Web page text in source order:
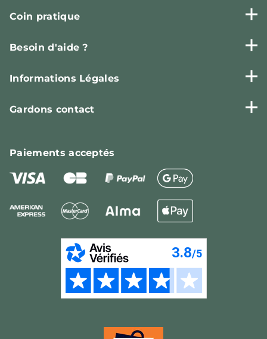
Coin pratique
Besoin d'aide ?
Informations Légales
Gardons contact
Paiementsacceptés